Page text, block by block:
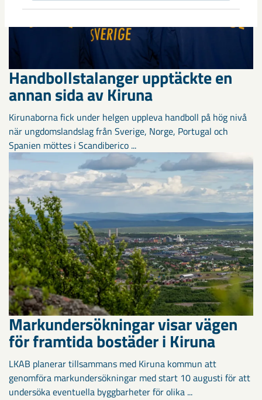
Handbollstalanger upptäckte en
annan sida av Kiruna
Kirunaborna fick under helgen uppleva handboll på hög nivå
när ungdomslandslag från Sverige, Norge, Portugal och
Spanien möttes i Scandiberico ...
Markundersökningar visar vägen
för framtida bostäder i Kiruna
LKAB planerar tillsammans med Kiruna kommun att
genomföra markundersökningar med start 10 augusti för att
undersöka eventuella byggbarheter för olika ...